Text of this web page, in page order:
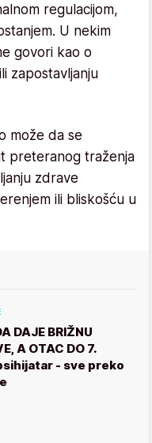
regulacijom,
U nekim
govori kao o
zapostavljanju
može da se
preteranog traženja
zdrave
ili bliskošću u
DAJE BRIŽNU
A OTAC DO 7.
- sve preko